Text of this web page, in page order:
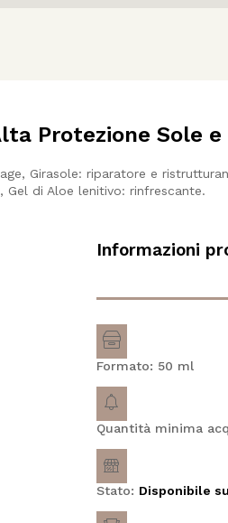
Protezione Sole
Girasole: riparatore e
di Aloe lenitivo: rinfrescante.
Informazioni
Formato: 50 ml
Quantità minima
Stato: Disponibile